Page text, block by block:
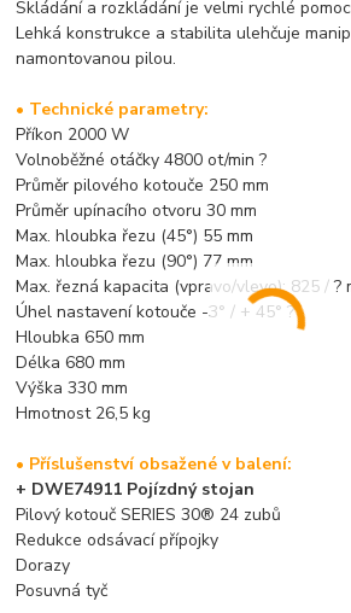
Skládání a rozkládání je velmi rychlé
Lehká konstrukce a stabilita ulehčuje
namontovanou pilou.
• Technické parametry:
Příkon 2000 W
Volnoběžné otáčky 4800 ot/min ?
Průměr pilového kotouče 250 mm
Průměr upínacího otvoru 30 mm
Max. hloubka řezu (45°) 55 mm
Max. hloubka řezu (90°) 77 mm
Max. řezná kapacita (vpravo/vlevo): 825 / ?
Úhel nastavení kotouče -3° / + 45° ?
Hloubka 650 mm
Délka 680 mm
Výška 330 mm
Hmotnost 26,5 kg
• Příslušenství obsažené v balení:
+ DWE74911 Pojízdný stojan
Pilový kotouč SERIES 30® 24 zubů
Redukce odsávací přípojky
Dorazy
Posuvná tyč